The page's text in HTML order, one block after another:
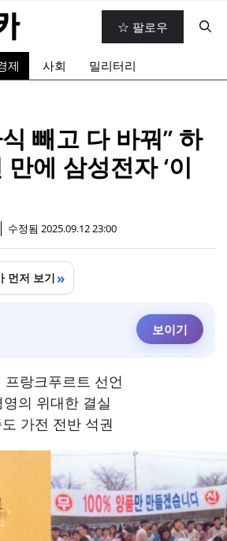
☆ 팔로우
제 사회 밀리터리
빼고 다 바꿔” 하
에 삼성전자 ‘이
수정됨 2025.09.12 23:00
먼저 보기 »
보이기
랑크푸르트 선언
의 위대한 결실
가전 전반 석권